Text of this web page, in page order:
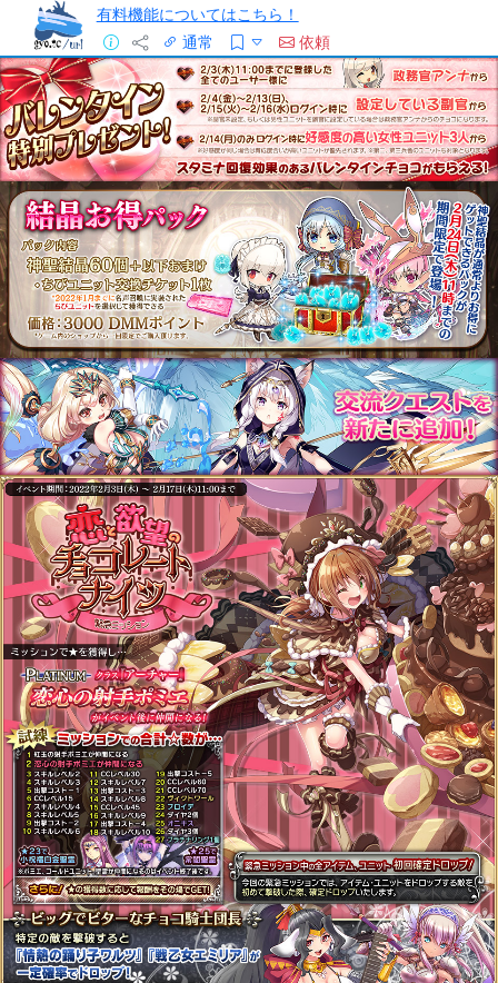
有料機能についてはこちら！
通常
依頼